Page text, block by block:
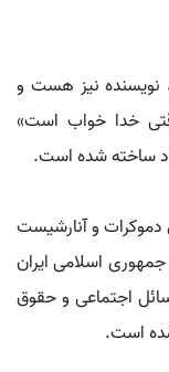
نویسنده نیز هست و
خدا خواب است»
ساخته شده است.
دموکرات و آنارشیست
اسلامی ایران
اجتماعی و حقوق
است.